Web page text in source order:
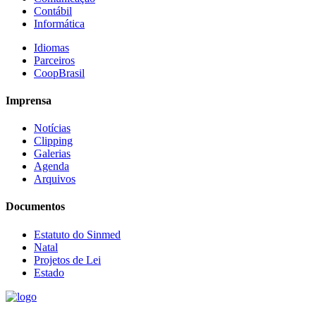
Contábil
Informática
Idiomas
Parceiros
CoopBrasil
Imprensa
Notícias
Clipping
Galerias
Agenda
Arquivos
Documentos
Estatuto do Sinmed
Natal
Projetos de Lei
Estado